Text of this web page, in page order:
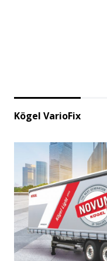
Kögel VarioFix